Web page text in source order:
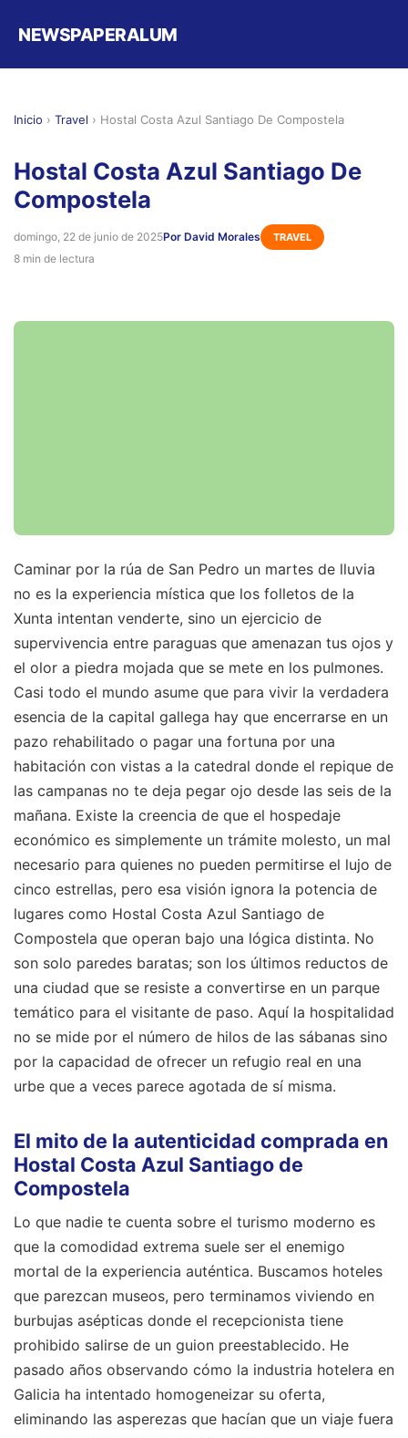
NEWSPAPERALUM
Inicio › Travel › Hostal Costa Azul Santiago De Compostela
Hostal Costa Azul Santiago De
Compostela
domingo, 22 de junio de 2025Por David Morales TRAVEL
8 min de lectura
Caminar por la rúa de San Pedro un martes de lluvia
no es la experiencia mística que los folletos de la
Xunta intentan venderte, sino un ejercicio de
supervivencia entre paraguas que amenazan tus ojos y
el olor a piedra mojada que se mete en los pulmones.
Casi todo el mundo asume que para vivir la verdadera
esencia de la capital gallega hay que encerrarse en un
pazo rehabilitado o pagar una fortuna por una
habitación con vistas a la catedral donde el repique de
las campanas no te deja pegar ojo desde las seis de la
mañana. Existe la creencia de que el hospedaje
económico es simplemente un trámite molesto, un mal
necesario para quienes no pueden permitirse el lujo de
cinco estrellas, pero esa visión ignora la potencia de
lugares como Hostal Costa Azul Santiago de
Compostela que operan bajo una lógica distinta. No
son solo paredes baratas; son los últimos reductos de
una ciudad que se resiste a convertirse en un parque
temático para el visitante de paso. Aquí la hospitalidad
no se mide por el número de hilos de las sábanas sino
por la capacidad de ofrecer un refugio real en una
urbe que a veces parece agotada de sí misma.
El mito de la autenticidad comprada en
Hostal Costa Azul Santiago de
Compostela
Lo que nadie te cuenta sobre el turismo moderno es
que la comodidad extrema suele ser el enemigo
mortal de la experiencia auténtica. Buscamos hoteles
que parezcan museos, pero terminamos viviendo en
burbujas asépticas donde el recepcionista tiene
prohibido salirse de un guion preestablecido. He
pasado años observando cómo la industria hotelera en
Galicia ha intentado homogeneizar su oferta,
eliminando las asperezas que hacían que un viaje fuera